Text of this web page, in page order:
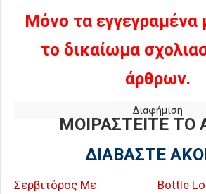
Μόνο τα εγγεγραμένα
το δικαίωμα
άρθρων.
Διαφήμιση
ΜΟΙΡΑΣΤΕΙΤΕ ΤΟ
ΔΙΑΒΑΣΤΕ
Σερβιτόρος Με
Bottle